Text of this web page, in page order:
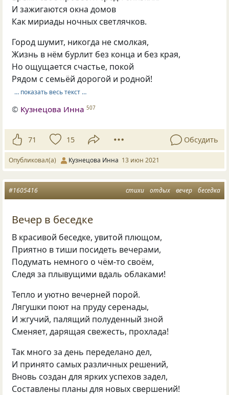
И зажигаются окна домов
Как мириады ночных светлячков.
Город шумит, никогда не смолкая,
Жизнь в нём бурлит без конца и без края,
Но ощущается счастье, покой
Рядом с семьёй дорогой и родной!
… показать весь текст …
© Кузнецова Инна 507
71 15 Обсудить
Опубликовал(а) Кузнецова Инна 13 июн 2021
стихи отдых вечер беседка
#1605416
Вечер в беседке
В красивой беседке, увитой плющом,
Приятно в тиши посидеть вечерами,
Подумать немного о чём-то своём,
Следя за плывущими вдаль облаками!
Тепло и уютно вечерней порой.
Лягушки поют на пруду серенады,
И жгучий, палящий полуденный зной
Сменяет, дарящая свежесть, прохлада!
Так много за день переделано дел,
И принято самых различных решений,
Вновь создан для ярких успехов задел,
Составлены планы для новых свершений!